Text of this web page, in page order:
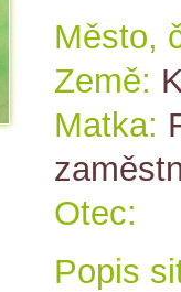
Město,
Země:
Matka:
Otec:
Popis